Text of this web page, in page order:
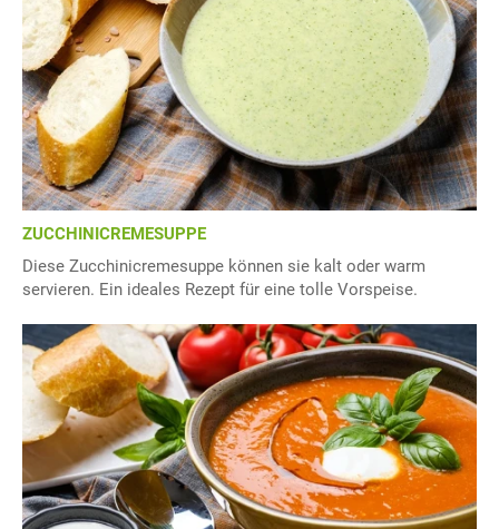
ZUCCHINICREMESUPPE
Diese Zucchinicremesuppe können sie kalt oder warm
servieren. Ein ideales Rezept für eine tolle Vorspeise.